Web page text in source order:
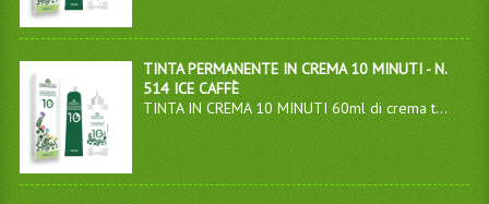
TINTA PERMANENTE IN CREMA 10 MINUTI - N.
514 ICE CAFFÈ
TINTA IN CREMA 10 MINUTI 60ml di crema t...